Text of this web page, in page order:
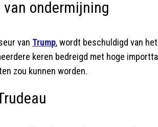
ondermijning
van Trump, wordt beschuldigd van
keren bedreigd met hoge
zou kunnen worden.